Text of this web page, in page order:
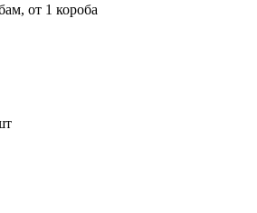
от 1 короба